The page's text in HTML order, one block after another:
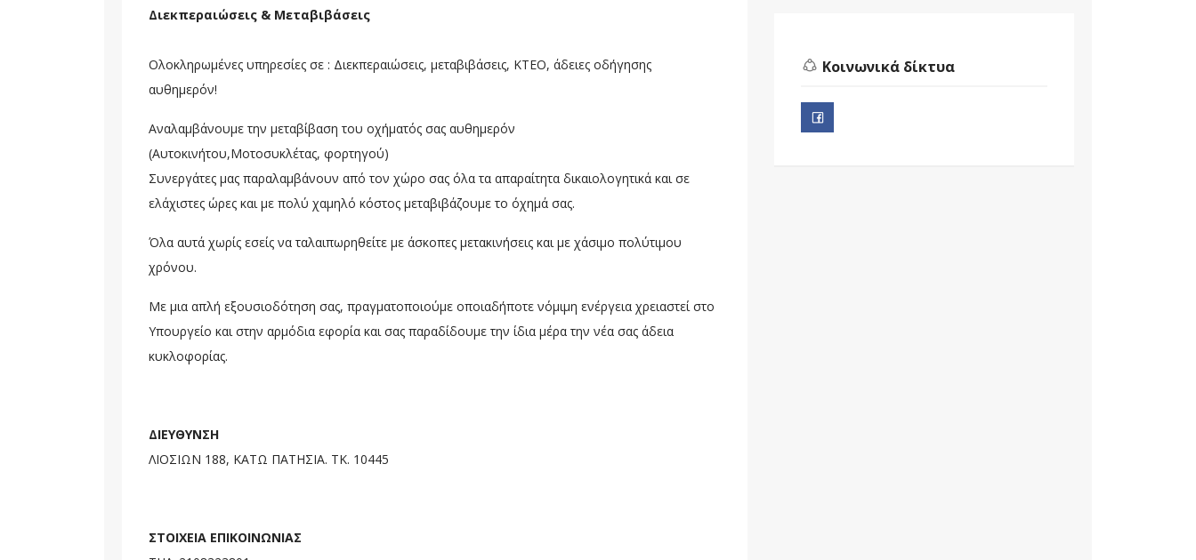
Διεκπεραιώσεις & Μεταβιβάσεις
Ολοκληρωμένες υπηρεσίες σε : Διεκπεραιώσεις, μεταβιβάσεις, ΚΤΕΟ, άδειες οδήγησης
αυθημερόν!
Αναλαμβάνουμε την μεταβίβαση του οχήματός σας αυθημερόν
(Αυτοκινήτου,Μοτοσυκλέτας, φορτηγού)
Συνεργάτες μας παραλαμβάνουν από τον χώρο σας όλα τα απαραίτητα δικαιολογητικά και σε
ελάχιστες ώρες και με πολύ χαμηλό κόστος μεταβιβάζουμε το όχημά σας.
Όλα αυτά χωρίς εσείς να ταλαιπωρηθείτε με άσκοπες μετακινήσεις και με χάσιμο πολύτιμου
χρόνου.
Με μια απλή εξουσιοδότηση σας, πραγματοποιούμε οποιαδήποτε νόμιμη ενέργεια χρειαστεί στο
Υπουργείο και στην αρμόδια εφορία και σας παραδίδουμε την ίδια μέρα την νέα σας άδεια
κυκλοφορίας.
ΔΙΕΥΘΥΝΣΗ
ΛΙΟΣΙΩΝ 188, ΚΑΤΩ ΠΑΤΗΣΙΑ. ΤΚ. 10445
ΣΤΟΙΧΕΙΑ ΕΠΙΚΟΙΝΩΝΙΑΣ
Κοινωνικά δίκτυα